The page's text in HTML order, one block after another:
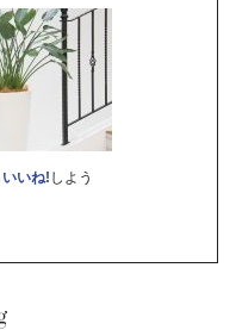
いいね! しよう